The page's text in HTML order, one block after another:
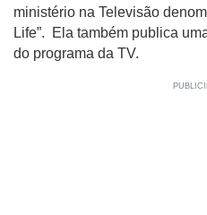
ministério na Televisão
Life”. Ela também publica
do programa da TV.